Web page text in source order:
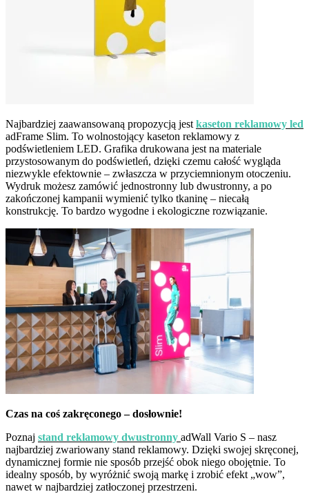
Najbardziej zaawansowaną propozycją jest kaseton reklamowy led
adFrame Slim. To wolnostojący kaseton reklamowy z
podświetleniem LED. Grafika drukowana jest na materiale
przystosowanym do podświetleń, dzięki czemu całość wygląda
niezwykle efektownie – zwłaszcza w przyciemnionym otoczeniu.
Wydruk możesz zamówić jednostronny lub dwustronny, a po
zakończonej kampanii wymienić tylko tkaninę – niecałą
konstrukcję. To bardzo wygodne i ekologiczne rozwiązanie.
Czas na coś zakręconego – dosłownie!
Poznaj stand reklamowy dwustronny adWall Vario S – nasz
najbardziej zwariowany stand reklamowy. Dzięki swojej skręconej,
dynamicznej formie nie sposób przejść obok niego obojętnie. To
idealny sposób, by wyróżnić swoją markę i zrobić efekt „wow”,
nawet w najbardziej zatłoczonej przestrzeni.